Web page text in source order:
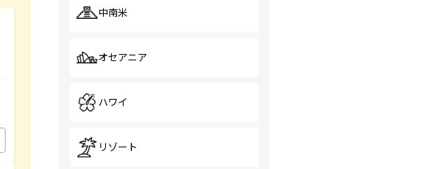
中南米
オセアニア
ハワイ
リゾート